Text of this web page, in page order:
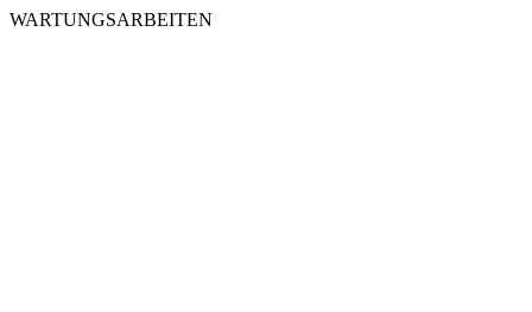
WARTUNGSARBEITEN